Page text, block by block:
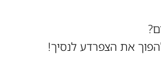
את הצפרדע לנסיך!